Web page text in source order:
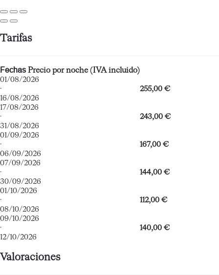
Tarifas
Fechas Precio por noche (IVA incluido)
01/08/2026
·
16/08/2026
255,00 €
17/08/2026
·
31/08/2026
243,00 €
01/09/2026
·
06/09/2026
167,00 €
07/09/2026
·
30/09/2026
144,00 €
01/10/2026
·
08/10/2026
112,00 €
09/10/2026
·
12/10/2026
140,00 €
Valoraciones